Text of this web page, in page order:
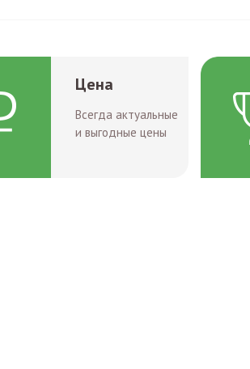
Цена
Всегда актуальные
и выгодные цены